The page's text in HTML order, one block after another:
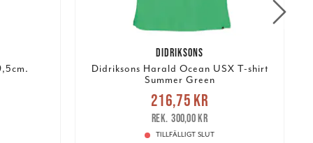
DIDRIKSONS
Didriksons Harald Ocean USX T-shirt
Summer Green
Nuvarande pris
Tidigare pris
216,75 kr
300,00 kr
TILLFÄLLIGT SLUT